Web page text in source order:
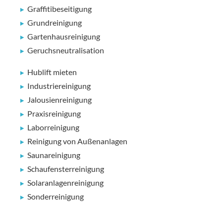
Graffitibeseitigung
Grundreinigung
Gartenhausreinigung
Geruchsneutralisation
Hublift mieten
Industriereinigung
Jalousienreinigung
Praxisreinigung
Laborreinigung
Reinigung von Außenanlagen
Saunareinigung
Schaufensterreinigung
Solaranlagenreinigung
Sonderreinigung